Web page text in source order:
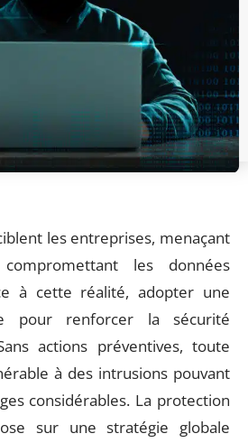
les entreprises, menaçant
les données
à cette réalité, adopter une
pour renforcer la sécurité
actions préventives, toute
à des intrusions pouvant
considérables. La protection
sur une stratégie globale